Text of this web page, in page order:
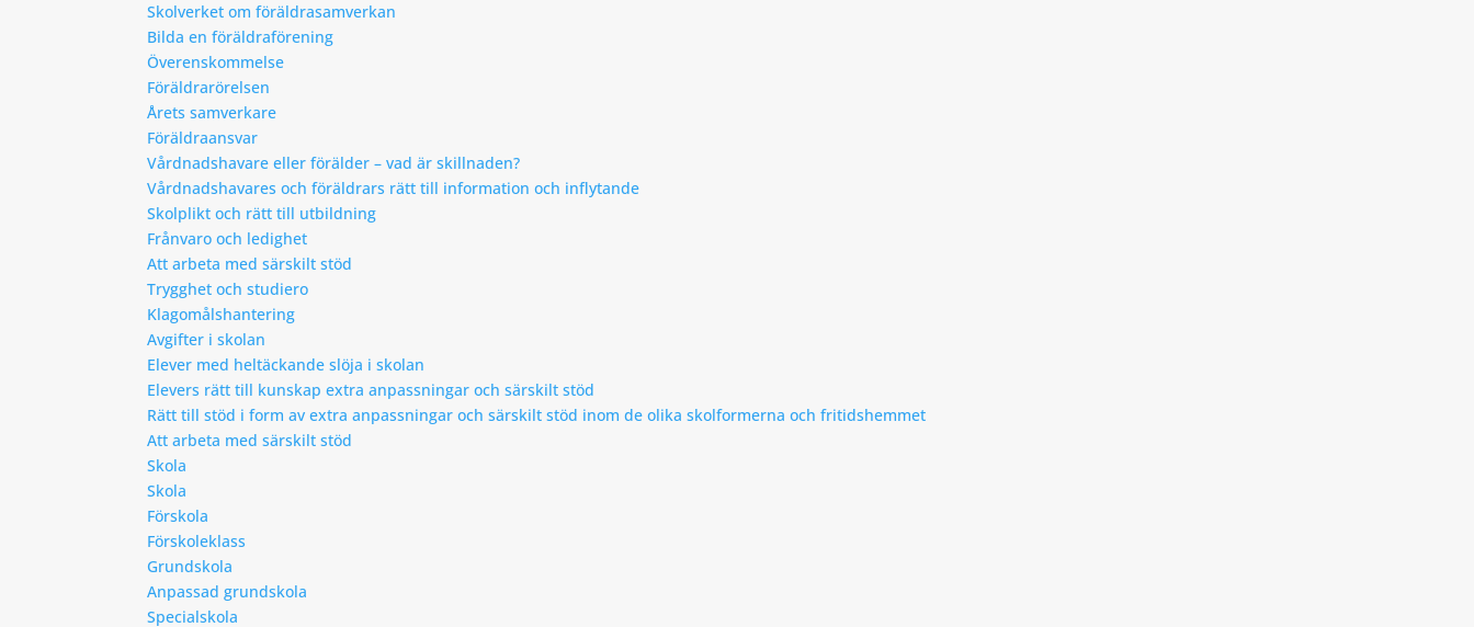
Skolverket om föräldrasamverkan
Bilda en föräldraförening
Överenskommelse
Föräldrarörelsen
Årets samverkare
Föräldraansvar
Vårdnadshavare eller förälder – vad är skillnaden?
Vårdnadshavares och föräldrars rätt till information och inflytande
Skolplikt och rätt till utbildning
Frånvaro och ledighet
Att arbeta med särskilt stöd
Trygghet och studiero
Klagomålshantering
Avgifter i skolan
Elever med heltäckande slöja i skolan
Elevers rätt till kunskap extra anpassningar och särskilt stöd
Rätt till stöd i form av extra anpassningar och särskilt stöd inom de olika skolformerna och fritidshemmet
Att arbeta med särskilt stöd
Skola
Skola
Förskola
Förskoleklass
Grundskola
Anpassad grundskola
Specialskola